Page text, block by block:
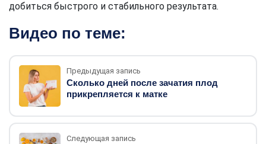
добиться быстрого и стабильного результата.
Видео по теме:
Предыдущая запись
Сколько дней после зачатия плод
прикрепляется к матке
Следующая запись